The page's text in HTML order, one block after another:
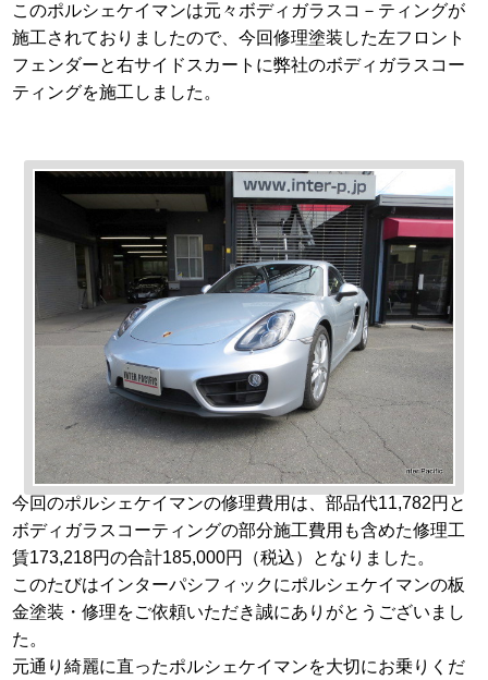
このポルシェケイマンは元々ボディガラスコ－ティングが
施工されておりましたので、今回修理塗装した左フロント
フェンダーと右サイドスカートに弊社のボディガラスコー
ティングを施工しました。
今回のポルシェケイマンの修理費用は、部品代11,782円と
ボディガラスコーティングの部分施工費用も含めた修理工
賃173,218円の合計185,000円（税込）となりました。
このたびはインターパシフィックにポルシェケイマンの板
金塗装・修理をご依頼いただき誠にありがとうございまし
た。
元通り綺麗に直ったポルシェケイマンを大切にお乗りくだ